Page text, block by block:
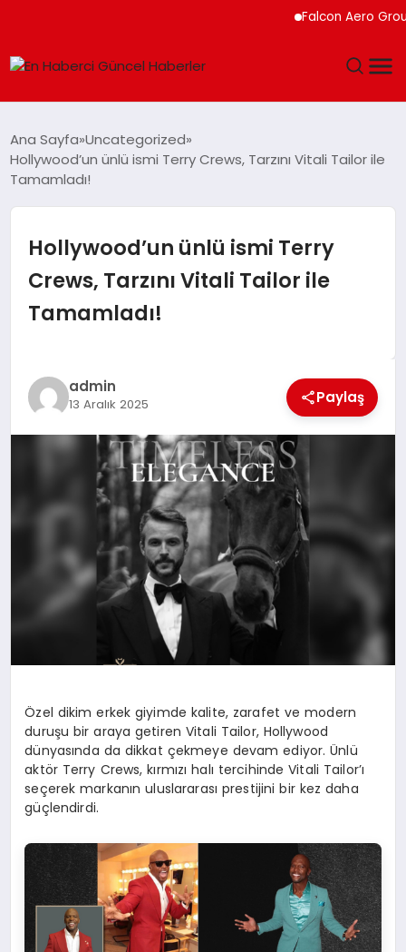
Falcon Aero Group,
SPOR
TEKNOLOJI
MAGAZIN
EKONOMI
EĞITIM
SIYASET
Ana Sayfa Uncategorized
Hollywood’un ünlü ismi Terry Crews, Tarzını Vitali Tailor ile
Tamamladı!
Hollywood’un ünlü ismi Terry
Crews, Tarzını Vitali Tailor ile
Tamamladı!
admin
13 Aralık 2025 Paylaş
Özel dikim erkek giyimde kalite, zarafet ve modern
duruşu bir araya getiren Vitali Tailor, Hollywood
dünyasında da dikkat çekmeye devam ediyor. Ünlü
aktör Terry Crews, kırmızı halı tercihinde Vitali Tailor’ı
seçerek markanın uluslararası prestijini bir kez daha
güçlendirdi.